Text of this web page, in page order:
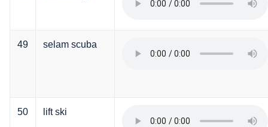
49 selam scuba
50 lift ski